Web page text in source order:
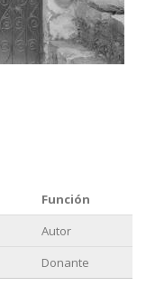
Función
Autor
Donante